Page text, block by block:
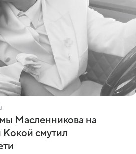
Масленникова на
Кокой смутил